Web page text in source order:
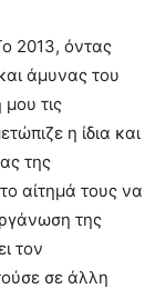
2013, όντας
άμυνας του
τις
η ίδια και
της
αίτημά τους να
της
τον
σε άλλη